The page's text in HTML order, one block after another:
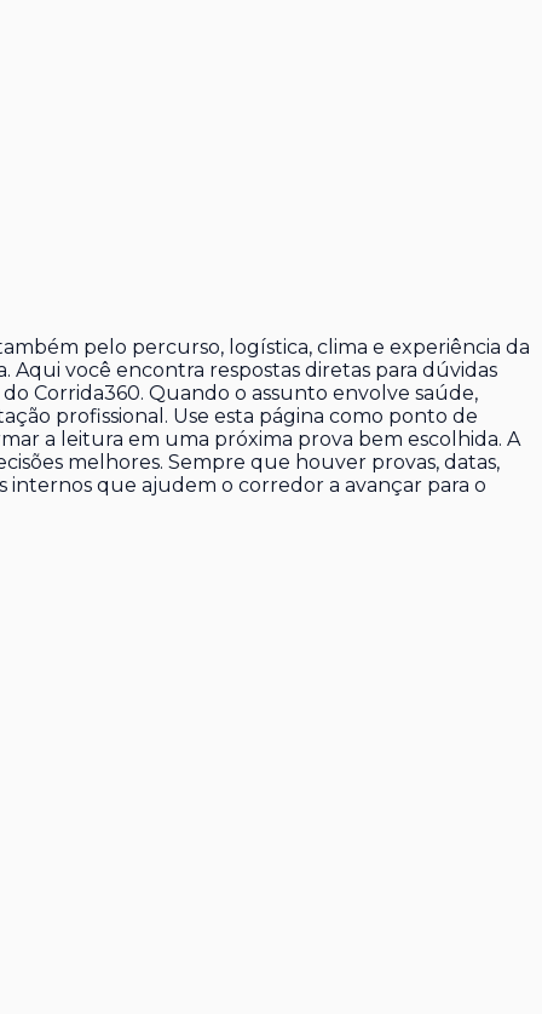
pelo percurso, logística, clima e experiência da
você encontra respostas diretas para dúvidas
Corrida360. Quando o assunto envolve saúde,
profissional. Use esta página como ponto de
a leitura em uma próxima prova bem escolhida. A
melhores. Sempre que houver provas, datas,
que ajudem o corredor a avançar para o